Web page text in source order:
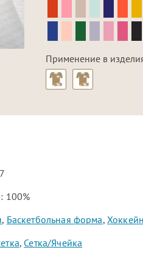
Применение в
100%
, Баскетбольная форма,
, Сетка/Ячейка